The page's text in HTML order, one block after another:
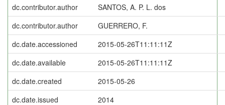
dc.contributor.author
SANTOS, A. P. L. dos
dc.contributor.author
GUERRERO, F.
dc.date.accessioned
2015-05-26T11:11:11Z
dc.date.available
2015-05-26T11:11:11Z
dc.date.created
2015-05-26
dc.date.issued
2014